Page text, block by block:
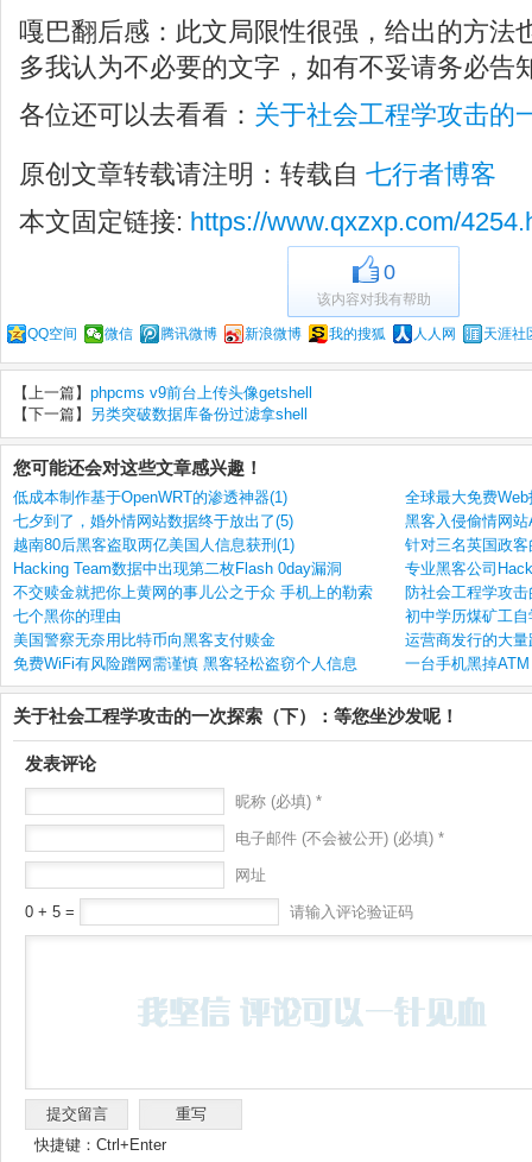
嘎巴翻后感：此文局限性很强，给出的方法
多我认为不必要的文字，如有不妥请务必告
各位还可以去看看： 关于社会工程学攻击的
原创文章转载请注明：转载自 七行者博客
本文固定链接: https://www.qxzxp.com/
0
该内容对我有帮助
QQ空间 微信 腾讯微博 新浪微博 我的搜狐 人人网 天涯社
【上一篇】 phpcms v9前台上传头像getshell
【下一篇】
另类突破数据库备份过滤拿shell
您可能还会对这些文章感兴趣！
低成本制作基于OpenWRT的渗透神器(1)
全球最大免费
七夕到了，婚外情网站数据终于放出了(5)
黑客入侵偷情网
越南80后黑客盗取两亿美国人信息获刑(1)
针对三名英国政
Hacking Team数据中出现第二枚Flash 0day漏洞
专业黑客公司
不交赎金就把你上黄网的事儿公之于众 手机上的勒索
防社会工程学攻
七个黑你的理由
初中学历煤矿工自
美国警察无奈用比特币向黑客支付赎金
运营商发行的大
免费WiFi有风险蹭网需谨慎 黑客轻松盗窃个人信息
一台手机黑掉
关于社会工程学攻击的一次探索（下）：等您坐沙发呢！
发表评论
昵称 (必填) *
电子邮件 (不会被公开) (必填) *
网址
0 + 5 = 请输入评论验证码
快捷键：Ctrl+Enter